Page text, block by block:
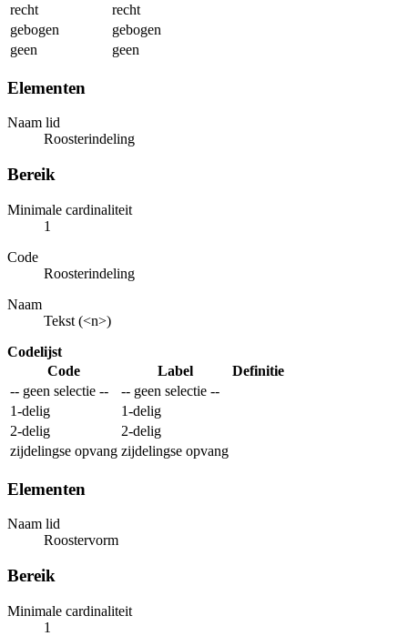
recht
recht
gebogen
gebogen
geen
geen
Elementen
Naam lid
Roosterindeling
Bereik
Minimale cardinaliteit
1
Code
Roosterindeling
Naam
Tekst (<n>)
Codelijst
Code
Label
Definitie
-- geen selectie --
-- geen selectie --
1-delig
1-delig
2-delig
2-delig
zijdelingse opvang zijdelingse opvang
Elementen
Naam lid
Roostervorm
Bereik
Minimale cardinaliteit
1